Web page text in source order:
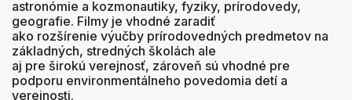
astronómie a kozmonautiky, fyziky, prírodovedy,
geografie. Filmy je vhodné zaradiť
ako rozšírenie výučby prírodovedných predmetov na
základných, stredných školách ale
aj pre širokú verejnosť, zároveň sú vhodné pre
podporu environmentálneho povedomia detí a
verejnosti.